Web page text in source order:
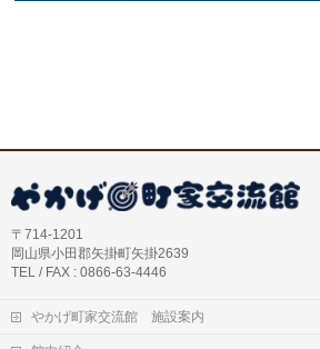
〒714-1201
岡山県小田郡矢掛町矢掛2639
TEL / FAX : 0866-63-4446
やかげ町家交流館 施設案内